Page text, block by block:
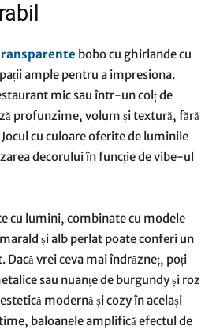
bobo cu ghirlande cu
ample pentru a impresiona.
mic sau într-un colț de
profunzime, volum și textură, fără
cu culoare oferite de luminile
decorului în funcție de vibe-ul
cu lumini, combinate cu modele
și alb perlat poate conferi un
Dacă vrei ceva mai îndrăzneț, poți
sau nuanțe de burgundy și roz
modernă și cozy în același
baloanele amplifică efectul de